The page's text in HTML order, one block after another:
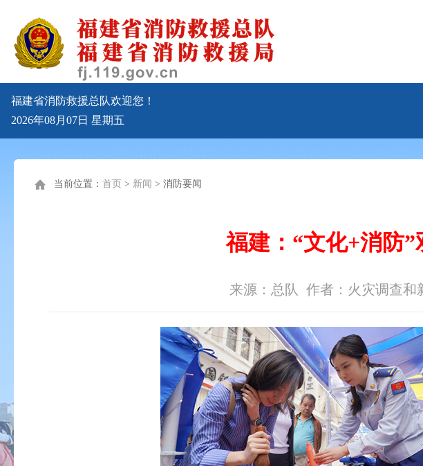
福建省消防救援总队欢迎您！
2026年08月07日 星期五
当前位置： 首页 > 新闻 > 消防要闻
福建：“文化+消防
来源：总队 作者：火灾调查和